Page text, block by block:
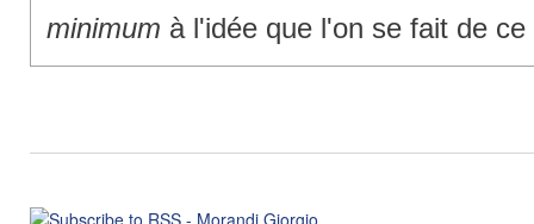
minimum à l'idée que l'on se fait de